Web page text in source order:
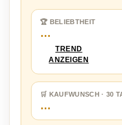
🏆 BELIEBTHEIT
…
TREND
ANZEIGEN
🛒 KAUFWUNSCH · 30
…